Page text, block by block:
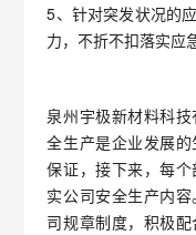
5、针对突发状况的
力，不折不扣落实应
泉州宇极新材料科
全生产是企业发展
保证，接下来，每
实公司安全生产内
司规章制度，积极